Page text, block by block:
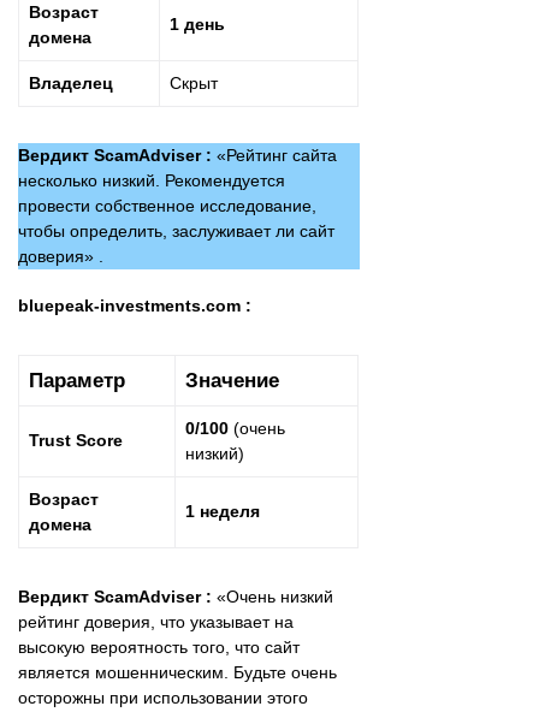
Возраст
домена
1 день
Владелец Скрыт
Вердикт ScamAdviser : «Рейтинг сайта
несколько низкий. Рекомендуется
провести собственное исследование,
чтобы определить, заслуживает ли сайт
доверия» .
bluepeak-investments.com :
Параметр Значение
Trust Score
0/100 (очень
низкий)
Возраст
домена
1 неделя
Вердикт ScamAdviser : «Очень низкий
рейтинг доверия, что указывает на
высокую вероятность того, что сайт
является мошенническим. Будьте очень
осторожны при использовании этого